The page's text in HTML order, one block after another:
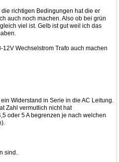
richtigen Bedingungen hat die er
auch noch machen. Also ob bei grün
viel ist. Gelb ist gut weil ich das
Wechselstrom Trafo auch machen
Widerstand in Serie in die AC Leitung.
Zahl vermutlich nicht hat
oder 5 A begrenzen je nach welchen
sind.